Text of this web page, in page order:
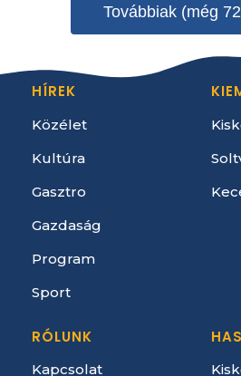
Továbbiak (még
HÍREK
Közélet
Kultúra
Gasztro
Gazdaság
Program
Sport
RÓLUNK
Kapcsolat